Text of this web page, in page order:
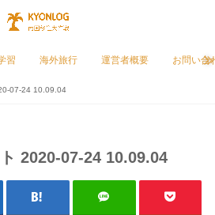
習 海外旅行 運営者概要 お問い合
07-24 10.09.04
2020-07-24 10.09.04